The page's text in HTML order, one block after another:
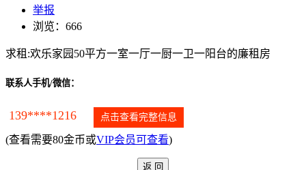
举报
浏览：666
求租:欢乐家园50平方一室一厅一厨一卫一阳台的廉租房
联系人手机/微信：
139****1216 点击查看完整信息
(查看需要80金币或VIP会员可查看)